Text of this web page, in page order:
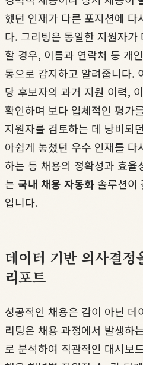
했던 인재가 다른 포지션에 다
다. 그리팅은 동일한 지원자가
할 경우, 이름과 연락처 등 개
동으로 감지하고 알려줍니다.
당 후보자의 과거 지원 이력,
확인하며 보다 입체적인 평가
지원자를 검토하는 데 낭비되
아쉽게 놓쳤던 우수 인재를
하는 등 채용의 정확성과 효율
는 국내 채용 자동화 솔루션이
입니다.
데이터 기반 의사결정
리포트
성공적인 채용은 감이 아닌
리팅은 채용 과정에서 발생하
로 분석하여 직관적인 대시보